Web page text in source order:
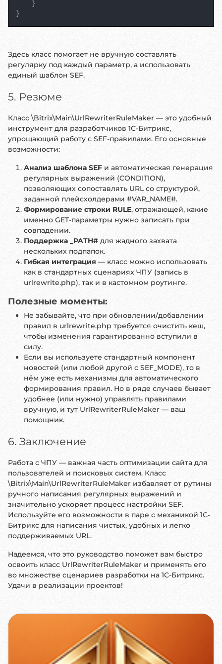
    }
}
Здесь класс помогает не вручную составлять
регулярку под каждый параметр, а использовать
единый шаблон SEF.
5. Резюме
Класс \Bitrix\Main\UrlRewriterRuleMaker — это удобный
инструмент для разработчиков 1С-Битрикс,
упрощающий работу с SEF-правилами. Его основные
возможности:
Анализ шаблона SEF и автоматическая генерация
регулярных выражений (CONDITION),
позволяющих сопоставлять URL со структурой,
заданной плейсхолдерами #VAR_NAME#.
Формирование строки RULE, отражающей, какие
именно GET-параметры нужно записать при
совпадении.
Поддержка _PATH# для жадного захвата
нескольких подпапок.
Гибкая интеграция — класс можно использовать
как в стандартных сценариях ЧПУ (запись в
urlrewrite.php), так и в кастомном роутинге.
Полезные моменты:
Не забывайте, что при обновлении/добавлении
правил в urlrewrite.php требуется очистить кеш,
чтобы изменения гарантированно вступили в
силу.
Если вы используете стандартный компонент
новостей (или любой другой с SEF_MODE), то в
нём уже есть механизмы для автоматического
формирования правил. Но в ряде случаев бывает
удобнее (или нужно) управлять правилами
вручную, и тут UrlRewriterRuleMaker — ваш
помощник.
6. Заключение
Работа с ЧПУ — важная часть оптимизации сайта для
пользователей и поисковых систем. Класс
\Bitrix\Main\UrlRewriterRuleMaker избавляет от рутины
ручного написания регулярных выражений и
значительно ускоряет процесс настройки SEF.
Используйте его возможности в паре с механикой 1С-
Битрикс для написания чистых, удобных и легко
поддерживаемых URL.
Надеемся, что это руководство поможет вам быстро
освоить класс UrlRewriterRuleMaker и применять его
во множестве сценариев разработки на 1С-Битрикс.
Удачи в реализации проектов!